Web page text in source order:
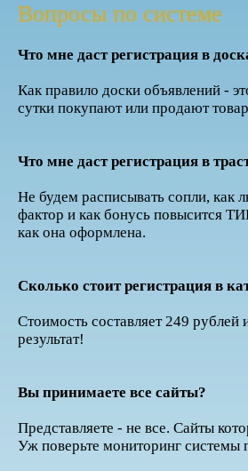
Вопросы по системе
Что мне даст регистрация в
Как правило доски объявлений -
сутки покупают или продают
Что мне даст регистрация в
Не будем расписывать сопли, как
фактор и как бонусь повысится
как она оформлена.
Сколько стоит регистрация в
Стоимость составляет 249
результат!
Вы принимаете все сайты?
Представляете - не все. Сайты
Уж поверьте мониторинг системы